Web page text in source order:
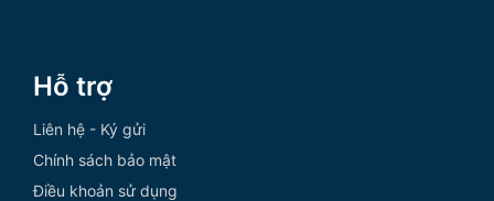
Hỗ trợ
Liên hệ - Ký gửi
Chính sách bảo mật
Điều khoản sử dụng